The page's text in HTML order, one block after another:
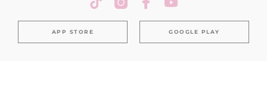
APP STORE GOOGLE PLAY